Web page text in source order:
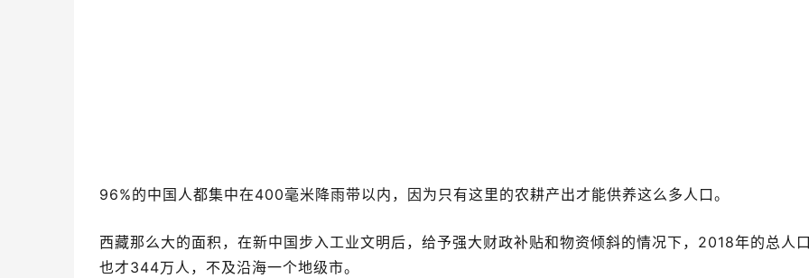
在自生自灭，没有外部物资倾斜的古代，西藏人口只会更低。
在粮食决定一切的农业社会，农耕民族和游牧民族的生产力差距之大，可见一斑。